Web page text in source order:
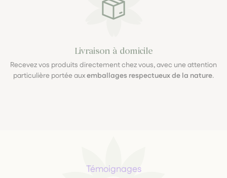
Livraison à domicile
Recevez vos produits directement chez vous, avec une attention
particulière portée auxemballages respectueux de la nature.
Témoignages